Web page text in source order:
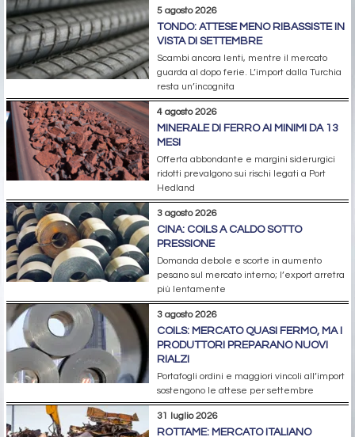
5 agosto 2026
TONDO: ATTESE MENO RIBASSISTE IN
VISTA DI SETTEMBRE
Scambi ancora lenti, mentre il mercato
guarda al dopo ferie. L’import dalla Turchia
resta un’incognita
4 agosto 2026
MINERALE DI FERRO AI MINIMI DA 13
MESI
Offerta abbondante e margini siderurgici
ridotti prevalgono sui rischi legati a Port
Hedland
3 agosto 2026
CINA: COILS A CALDO SOTTO
PRESSIONE
Domanda debole e scorte in aumento
pesano sul mercato interno; l’export arretra
più lentamente
3 agosto 2026
COILS: MERCATO QUASI FERMO, MA I
PRODUTTORI PREPARANO NUOVI
RIALZI
Portafogli ordini e maggiori vincoli all’import
sostengono le attese per settembre
31 luglio 2026
ROTTAME: MERCATO ITALIANO